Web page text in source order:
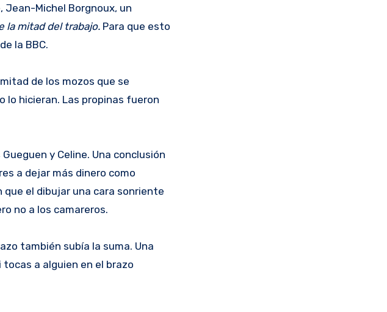
Jean-Michel Borgnoux, un
la mitad del trabajo. Para que esto
la BBC.
de los mozos que se
lo hicieran. Las propinas fueron
y Celine. Una conclusión
a dejar más dinero como
el dibujar una cara sonriente
no a los camareros.
también subía la suma. Una
a alguien en el brazo